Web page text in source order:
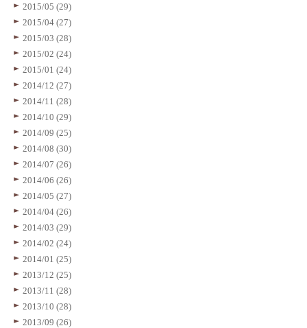
2015/05 (29)
2015/04 (27)
2015/03 (28)
2015/02 (24)
2015/01 (24)
2014/12 (27)
2014/11 (28)
2014/10 (29)
2014/09 (25)
2014/08 (30)
2014/07 (26)
2014/06 (26)
2014/05 (27)
2014/04 (26)
2014/03 (29)
2014/02 (24)
2014/01 (25)
2013/12 (25)
2013/11 (28)
2013/10 (28)
2013/09 (26)